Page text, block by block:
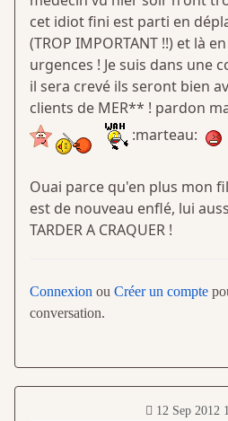
cet idiot fini est parti en
(TROP IMPORTANT !!) et là
urgences ! Je suis dans une
il sera crevé ils seront bien
clients de MER** ! pardon
:marteau:
Ouai parce qu'en plus mon
est de nouveau enflé, lui
TARDER A CRAQUER !
Connexion ou Créer un compte
conversation.
12 Sep 2012